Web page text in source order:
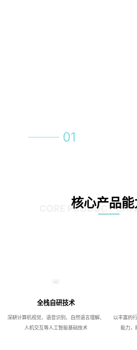
01
核心产品能
CORE PRODUCT
全栈自研技术
深耕计算机视觉、语音识别、自然语言理解、
人机交互等人工智能基础技术
以丰富的
能力，